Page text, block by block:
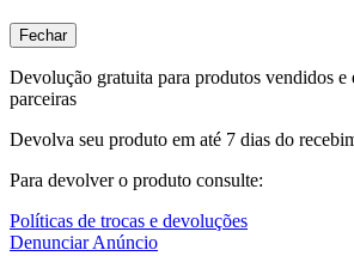
Fechar
Devolução gratuita para produtos vendidos e
parceiras
Devolva seu produto em até 7 dias do
Para devolver o produto consulte:
Políticas de trocas e devoluções
Denunciar Anúncio